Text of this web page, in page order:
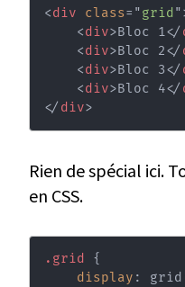
<div class= "grid "
<div>Bloc 1</
<div>Bloc 2</
<div>Bloc 3</
<div>Bloc 4</
</ div>
Rien de spécial ici.
en CSS.
.grid
{
display : grid